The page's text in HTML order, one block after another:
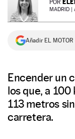
NEWSLETTER
SÍGUENOS
POR
MADRID |
Añadir EL
Encender un
los que, a
113 metros
carretera.